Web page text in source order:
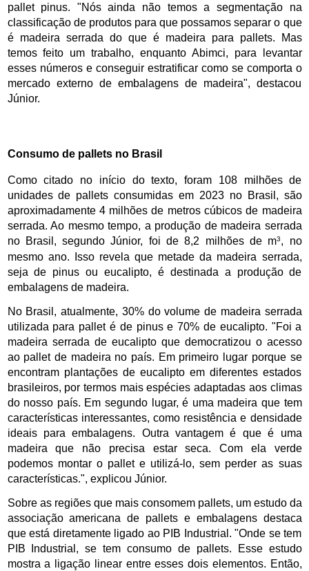
pallet pinus. "Nós ainda não temos a segmentação na
classificação de produtos para que possamos separar o que
é madeira serrada do que é madeira para pallets. Mas
temos feito um trabalho, enquanto Abimci, para levantar
esses números e conseguir estratificar como se comporta o
mercado externo de embalagens de madeira", destacou
Júnior.
Consumo de pallets no Brasil
Como citado no início do texto, foram 108 milhões de
unidades de pallets consumidas em 2023 no Brasil, são
aproximadamente 4 milhões de metros cúbicos de madeira
serrada. Ao mesmo tempo, a produção de madeira serrada
no Brasil, segundo Júnior, foi de 8,2 milhões de m3, no
mesmo ano. Isso revela que metade da madeira serrada,
seja de pinus ou eucalipto, é destinada a produção de
embalagens de madeira.
No Brasil, atualmente, 30% do volume de madeira serrada
utilizada para pallet é de pinus e 70% de eucalipto. "Foi a
madeira serrada de eucalipto que democratizou o acesso
ao pallet de madeira no país. Em primeiro lugar porque se
encontram plantações de eucalipto em diferentes estados
brasileiros, por termos mais espécies adaptadas aos climas
do nosso país. Em segundo lugar, é uma madeira que tem
características interessantes, como resistência e densidade
ideais para embalagens. Outra vantagem é que é uma
madeira que não precisa estar seca. Com ela verde
podemos montar o pallet e utilizá-lo, sem perder as suas
características.", explicou Júnior.
Sobre as regiões que mais consomem pallets, um estudo da
associação americana de pallets e embalagens destaca
que está diretamente ligado ao PIB Industrial. "Onde se tem
PIB Industrial, se tem consumo de pallets. Esse estudo
mostra a ligação linear entre esses dois elementos. Então,